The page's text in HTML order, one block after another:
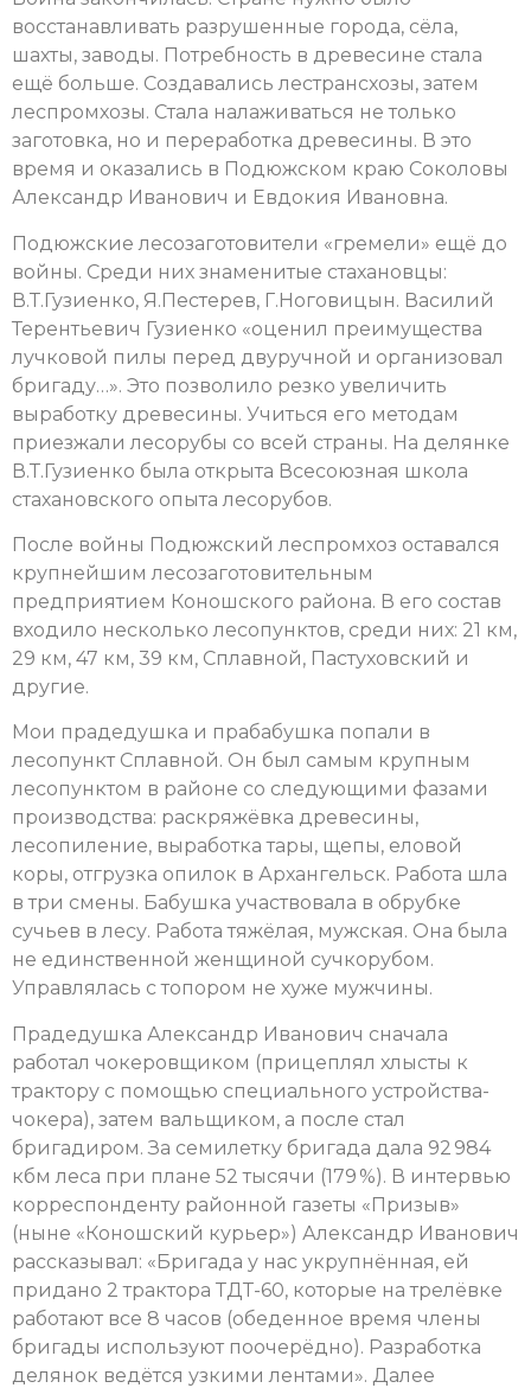
восстанавливать разрушенные города, сёла,
шахты, заводы. Потребность в древесине стала
ещё больше. Создавались лестрансхозы, затем
леспромхозы. Стала налаживаться не только
заготовка, но и переработка древесины. В это
время и оказались в Подюжском краю Соколовы
Александр Иванович и Евдокия Ивановна.
Подюжские лесозаготовители «гремели» ещё до
войны. Среди них знаменитые стахановцы:
В.Т.Гузиенко, Я.Пестерев, Г.Ноговицын. Василий
Терентьевич Гузиенко «оценил преимущества
лучковой пилы перед двуручной и организовал
бригаду…». Это позволило резко увеличить
выработку древесины. Учиться его методам
приезжали лесорубы со всей страны. На делянке
В.Т.Гузиенко была открыта Всесоюзная школа
стахановского опыта лесорубов.
После войны Подюжский леспромхоз оставался
крупнейшим лесозаготовительным
предприятием Коношского района. В его состав
входило несколько лесопунктов, среди них: 21 км,
29 км, 47 км, 39 км, Сплавной, Пастуховский и
другие.
Мои прадедушка и прабабушка попали в
лесопункт Сплавной. Он был самым крупным
лесопунктом в районе со следующими фазами
производства: раскряжёвка древесины,
лесопиление, выработка тары, щепы, еловой
коры, отгрузка опилок в Архангельск. Работа шла
в три смены. Бабушка участвовала в обрубке
сучьев в лесу. Работа тяжёлая, мужская. Она была
не единственной женщиной сучкорубом.
Управлялась с топором не хуже мужчины.
Прадедушка Александр Иванович сначала
работал чокеровщиком (прицеплял хлысты к
трактору с помощью специального устройства-
чокера), затем вальщиком, а после стал
бригадиром. За семилетку бригада дала 92 984
кбм леса при плане 52 тысячи (179 %). В интервью
корреспонденту районной газеты «Призыв»
(ныне «Коношский курьер») Александр Иванович
рассказывал: «Бригада у нас укрупнённая, ей
придано 2 трактора ТДТ-60, которые на трелёвке
работают все 8 часов (обеденное время члены
бригады используют поочерёдно). Разработка
делянок ведётся узкими лентами». Далее